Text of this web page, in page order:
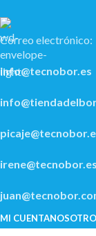
Correo electrónico:
info@tecnobor.es
irene@tecnobor.es
MI CUENTA